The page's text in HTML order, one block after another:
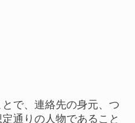
で、連絡先の身元、つ
通りの人物であること